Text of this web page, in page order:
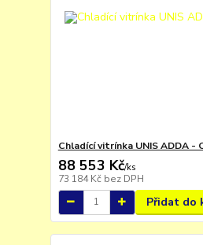
Chladící vitrínka UNIS ADDA -
88 553 Kč/ks
73 184 Kč bez DPH
Přidat do